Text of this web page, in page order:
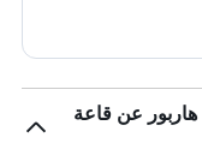
عن قاعة